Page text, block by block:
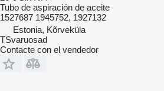
Tubo de aspiración de aceite
1527687 1945752, 1927132
Estonia, Kõrveküla
TSvaruosad
Contacte con el vendedor